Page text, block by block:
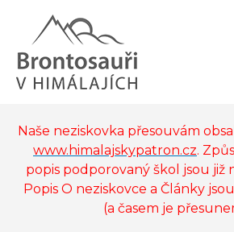
navigation
Naše neziskovka přesouvám
www.himalajskypatron.cz.
popis podporovaný škol jsou již
Popis O neziskovce a Články
(a časem je
Back
to